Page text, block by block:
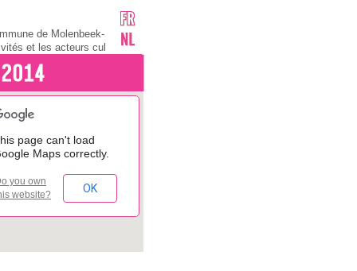
de Molenbeek-Saint-
et les acteurs culturels de
pour tous ceux qui cherchent
association ou
idée !Mais préalablement,
simple ! Il suffit de nous
le "Radeau de la Méduse",
« Le Roi Lear » tout
de ballet du "Lac des
Jean-Sébastien Bach, les
page can't load
Maps correctly.
you own
website?
OK